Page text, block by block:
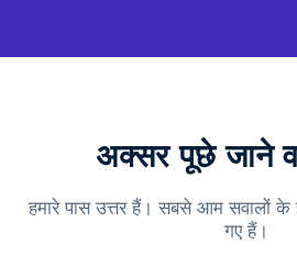
अक्सर पूछे जाने
हमारे पास उत्तर हैं। सबसे आम सवालों के
गए हैं।